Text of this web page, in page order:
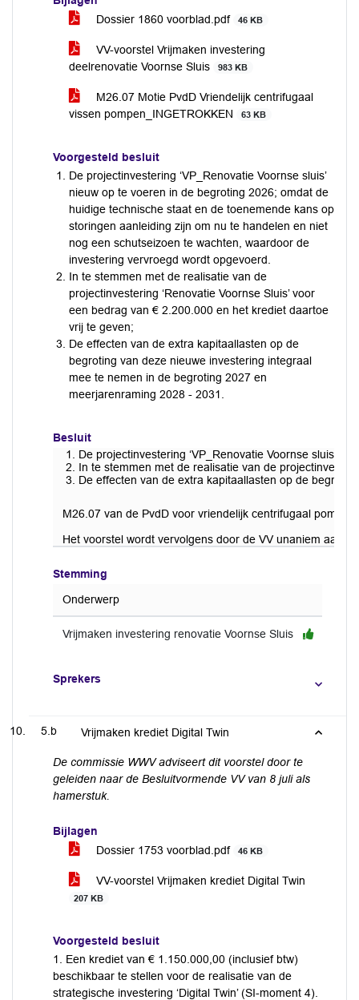
Dossier 1860 voorblad.pdf
46 KB
VV-voorstel Vrijmaken investering
deelrenovatie Voornse Sluis
983 KB
M26.07 Motie PvdD Vriendelijk centrifugaal
vissen pompen_INGETROKKEN
63 KB
Voorgesteld besluit
De projectinvestering ‘VP_Renovatie Voornse sluis’
nieuw op te voeren in de begroting 2026; omdat de
huidige technische staat en de toenemende kans op
storingen aanleiding zijn om nu te handelen en niet
nog een schutseizoen te wachten, waardoor de
investering vervroegd wordt opgevoerd.
In te stemmen met de realisatie van de
projectinvestering ‘Renovatie Voornse Sluis’ voor
een bedrag van € 2.200.000 en het krediet daartoe
vrij te geven;
De effecten van de extra kapitaallasten op de
begroting van deze nieuwe investering integraal
mee te nemen in de begroting 2027 en
meerjarenraming 2028 - 2031.
Besluit
De projectinvestering ‘VP_Renovatie Voornse sluis’
In te stemmen met de realisatie van de
De effecten van de extra kapitaallasten op de
M26.07 van de PvdD voor vriendelijk centrifugaal
Het voorstel wordt vervolgens door de VV unaniem
Stemming
Onderwerp
Vrijmaken investering renovatie Voornse Sluis
Sprekers
5.b Vrijmaken krediet Digital Twin
De commissie WWV adviseert dit voorstel door te
geleiden naar de Besluitvormende VV van 8 juli als
hamerstuk.
Bijlagen
Dossier 1753 voorblad.pdf
46 KB
VV-voorstel Vrijmaken krediet Digital Twin
207 KB
Voorgesteld besluit
1. Een krediet van € 1.150.000,00 (inclusief btw)
beschikbaar te stellen voor de realisatie van de
strategische investering ‘Digital Twin’ (SI-moment 4).